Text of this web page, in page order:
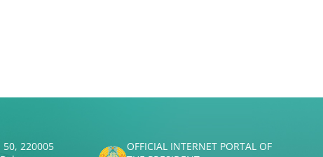
220005
OFFICIAL INTERNET PORTAL OF